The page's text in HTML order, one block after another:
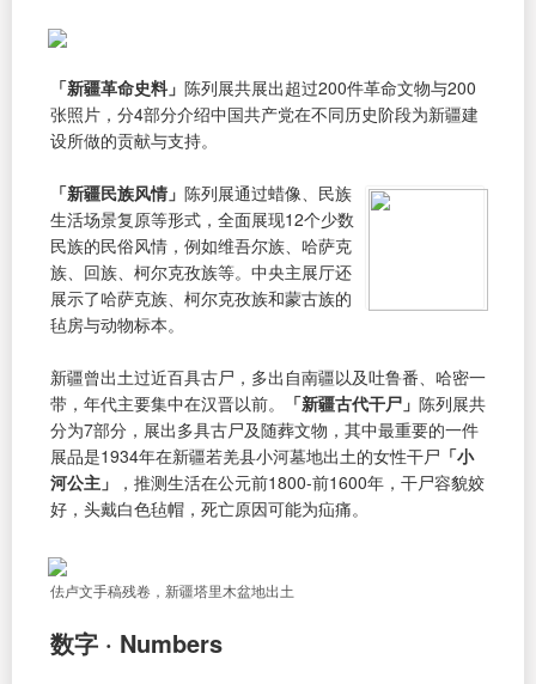
「新疆革命史料」 陈列展共展出超过200件革命文物与200
张照片，分4部分介绍中国共产党在不同历史阶段为新疆建
设所做的贡献与支持。
「新疆民族风情」 陈列展通过蜡像、民族
生活场景复原等形式，全面展现12个少数
民族的民俗风情，例如维吾尔族、哈萨克
族、回族、柯尔克孜族等。中央主展厅还
展示了哈萨克族、柯尔克孜族和蒙古族的
毡房与动物标本。
新疆曾出土过近百具古尸，多出自南疆以及吐鲁番、哈密一
带，年代主要集中在汉晋以前。
「新疆古代干尸」 陈列展共
分为7部分，展出多具古尸及随葬文物，其中最重要的一件
展品是1934年在新疆若羌县小河墓地出土的女性干尸 「小
河公主」
，推测生活在公元前1800-前1600年，干尸容貌姣
好，头戴白色毡帽，死亡原因可能为疝痛。
佉卢文手稿残卷，新疆塔里木盆地出土
数字 · Numbers